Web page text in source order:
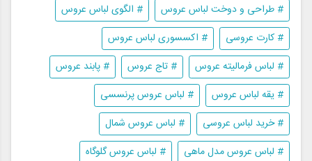
# طراحی و دوخت لباس عروس
# الگوی لباس عروس
# کارت عروسی
# اکسسوری لباس عروس
# لباس فرمالیته عروس
# تاج عروس
# پابند عروس
# یقه لباس عروس
# لباس عروس پرنسسی
# خرید لباس عروسی
# لباس عروس شمال
# لباس عروس مدل ماهی
# لباس عروس گلوگاه